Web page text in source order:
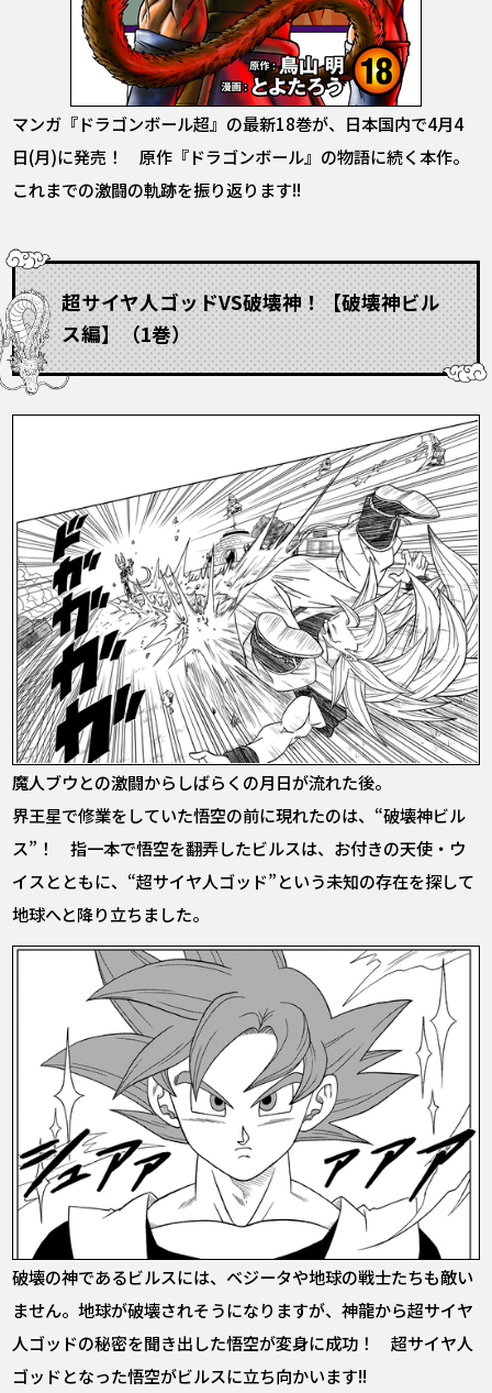
マンガ『ドラゴンボール超』の最新18巻が、日本国内で4月4
日(月)に発売！ 原作『ドラゴンボール』の物語に続く本作。
これまでの激闘の軌跡を振り返ります!!
超サイヤ人ゴッドVS破壊神！【破壊神ビル
ス編】（1巻）
魔人ブウとの激闘からしばらくの月日が流れた後。
界王星で修業をしていた悟空の前に現れたのは、“破壊神ビル
ス”！ 指一本で悟空を翻弄したビルスは、お付きの天使・ウ
イスとともに、“超サイヤ人ゴッド”という未知の存在を探して
地球へと降り立ちました。
破壊の神であるビルスには、ベジータや地球の戦士たちも敵い
ません。地球が破壊されそうになりますが、神龍から超サイヤ
人ゴッドの秘密を聞き出した悟空が変身に成功！ 超サイヤ人
ゴッドとなった悟空がビルスに立ち向かいます!!